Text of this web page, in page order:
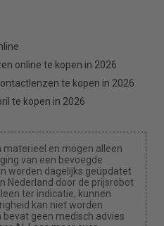
online te kopen in 2026
te kopen in 2026
te kopen in 2026
en mogen alleen
van een bevoegde
worden dagelijks geüpdatet
Nederland door de prijsrobot
ter indicatie, kunnen
kan niet worden
geen medisch advies